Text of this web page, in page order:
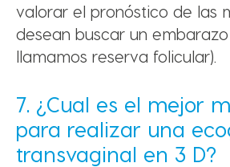
valorar el pronóstico de las
desean buscar un
llamamos reserva folicular).
7. ¿Cual es el mejor
para realizar una
transvaginal en 3 D?